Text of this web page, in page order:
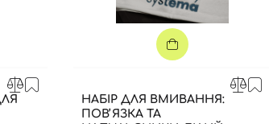
НАБІР ДЛЯ ВМИВАННЯ:
ПОВʼЯЗКА ТА